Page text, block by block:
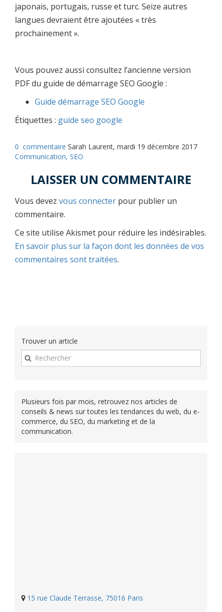
japonais, portugais, russe et turc. Seize autres
langues devraient être ajoutées « très
prochainement ».
Vous pouvez aussi consultez l’ancienne version
PDF du guide de démarrage SEO Google :
Guide démarrage SEO Google
Étiquettes : guide seo google
0 commentaire Sarah Laurent, mardi 19 décembre 2017
Communication, SEO
LAISSER UN COMMENTAIRE
Vous devez vous connecter pour publier un
commentaire.
Ce site utilise Akismet pour réduire les indésirables.
En savoir plus sur la façon dont les données de vos
commentaires sont traitées.
Trouver un article
Plusieurs fois par mois, retrouvez nos articles de
conseils & news sur toutes les tendances du web, du e-
commerce, du SEO, du marketing et de la
communication.
15 rue Claude Terrasse, 75016 Paris